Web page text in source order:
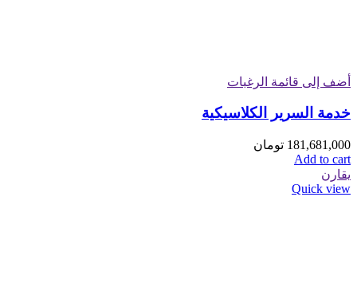
أضف إلى قائمة الرغبات
خدمة السرير الكلاسيكية
181,681,000 تومان
Add to cart
يقارن
Quick view